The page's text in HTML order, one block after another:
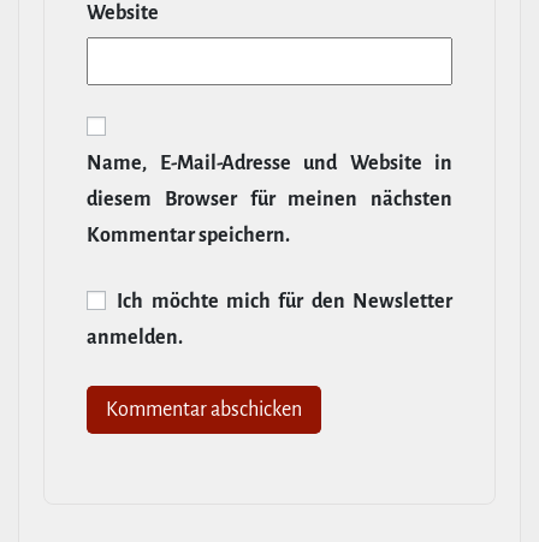
Website
Name, E‑Mail-​Adresse und Website in
diesem Browser für meinen nächsten
Kommentar speichern.
Ich möchte mich für den News­letter
anmelden.